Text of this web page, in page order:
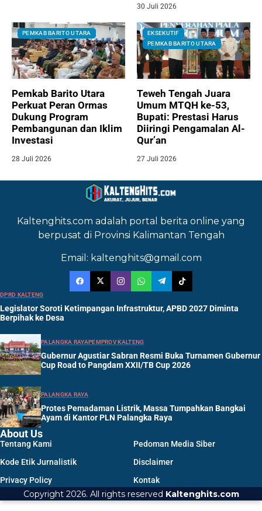
30 Juli 2026
PEMKAB BARITO UTARA
Pemkab Barito Utara
Perkuat Peran Ormas
Dukung Program
Pembangunan dan Iklim
Investasi
28 Juli 2026
EKSEKUTIF
PEMKAB BARITO UTARA
Teweh Tengah Juara
Umum MTQH ke-53,
Bupati: Prestasi Harus
Diiringi Pengamalan Al-
Qur’an
27 Juli 2026
Kaltenghits.com adalah portal berita online yang
berpusat di Provinsi Kalimantan Tengah
Email: kaltenghits@gmail.com
DPRD KALTENG
Legislator Soroti Ketimpangan Infrastruktur, APBD 2027 Diminta
Berpihak ke Desa
PALANGKA RAYAPEMPROV KALTENG
Gubernur Agustiar Sabran Resmi Buka Turnamen Gubernur
Cup Road to Pangdam XXII/TB Cup 2026
PALANGKA RAYA
Protes Pemadaman Listrik, Massa Tumpahkan Bangkai
Ayam di Kantor PLN Palangka Raya
About Us
Tentang Kami
Pedoman Media Siber
Kode Etik Jurnalistik
Disclaimer
Privacy Policy
Kontak
Copyright 2026. All rights reserved Kaltenghits.com